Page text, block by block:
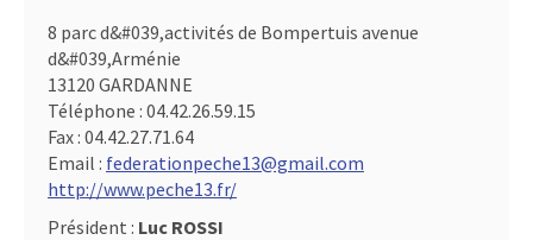
8 parc d&#039,activités de Bompertuis avenue
d&#039,Arménie
13120 GARDANNE
Téléphone : 04.42.26.59.15
Fax : 04.42.27.71.64
Email : federationpeche13@gmail.com
http://www.peche13.fr/
Président : Luc ROSSI